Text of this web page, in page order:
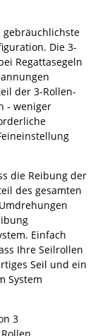
gebräuchlichste
Die 3-
Regattasegeln
der 3-Rollen-
- weniger
die Reibung der
des gesamten
Einfach
Ihre Seilrollen
Seil und ein
System
3